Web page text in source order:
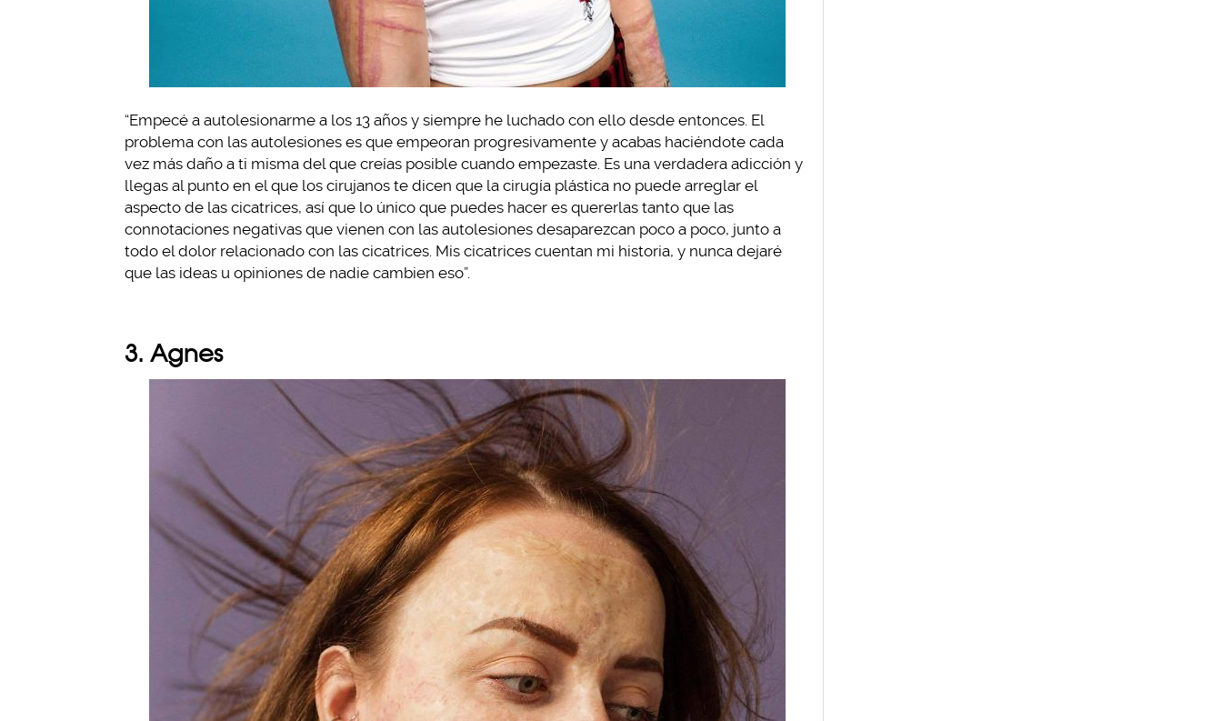
“Empecé a autolesionarme a los 13 años y siempre he luchado con ello desde entonces. El
problema con las autolesiones es que empeoran progresivamente y acabas haciéndote cada
vez más daño a ti misma del que creías posible cuando empezaste. Es una verdadera adicción y
llegas al punto en el que los cirujanos te dicen que la cirugía plástica no puede arreglar el
aspecto de las cicatrices, así que lo único que puedes hacer es quererlas tanto que las
connotaciones negativas que vienen con las autolesiones desaparezcan poco a poco, junto a
todo el dolor relacionado con las cicatrices. Mis cicatrices cuentan mi historia, y nunca dejaré
que las ideas u opiniones de nadie cambien eso”.
3. Agnes